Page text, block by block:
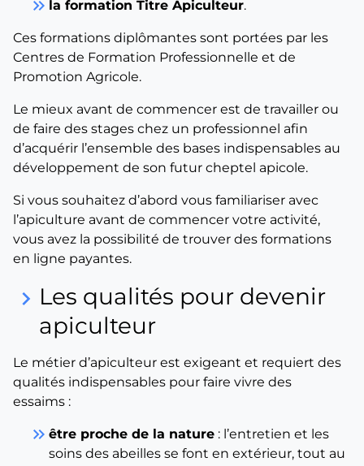
keyboard_double_arrow_right la formation Titre Apiculteur.
Ces formations diplômantes sont portées par les
Centres de Formation Professionnelle et de
Promotion Agricole.
Le mieux avant de commencer est de travailler ou
de faire des stages chez un professionnel afin
d’acquérir l’ensemble des bases indispensables au
développement de son futur cheptel apicole.
Si vous souhaitez d’abord vous familiariser avec
l’apiculture avant de commencer votre activité,
vous avez la possibilité de trouver des formations
en ligne payantes.
keyboard_arrow_right Les qualités pour devenir
apiculteur
Le métier d’apiculteur est exigeant et requiert des
qualités indispensables pour faire vivre des
essaims :
keyboard_double_arrow_right être proche de la nature : l’entretien et les
soins des abeilles se font en extérieur, tout au